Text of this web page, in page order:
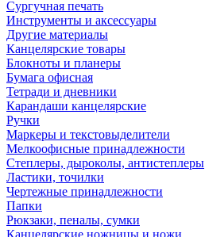
Сургучная печать
Инструменты и аксессуары
Другие материалы
Канцелярские товары
Блокноты и планеры
Бумага офисная
Тетради и дневники
Карандаши канцелярские
Ручки
Маркеры и текстовыделители
Мелкоофисные принадлежности
Степлеры, дыроколы, антистеплеры
Ластики, точилки
Чертежные принадлежности
Папки
Рюкзаки, пеналы, сумки
Канцелярские ножницы и ножи